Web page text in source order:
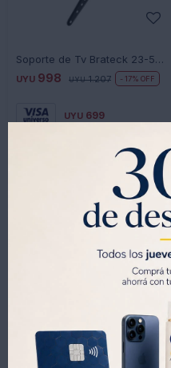
Soporte de Tv Brateck 23-55 LÀ68-443 Móvil
UYU 998 UYU 1.207 17
UYU 699
